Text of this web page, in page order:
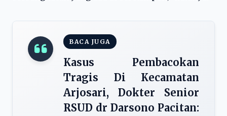
BACA JUGA
Kasus Pembacokan
Tragis Di Kecamatan
Arjosari, Dokter Senior
RSUD dr Darsono Pacitan: